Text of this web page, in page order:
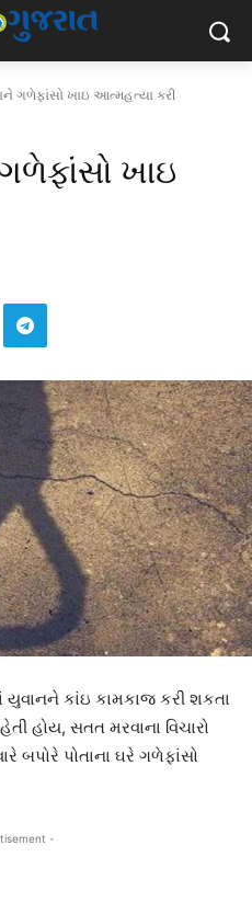
ગળેફાંસો ખાઇ આત્મહત્યા કરી
ખાઇ
યુવાનને કાંઇ કામકાજ કરી શકતા
હોય, સતત મરવાના વિચારો
બપોરે પોતાના ઘરે ગળેફાંસો
-